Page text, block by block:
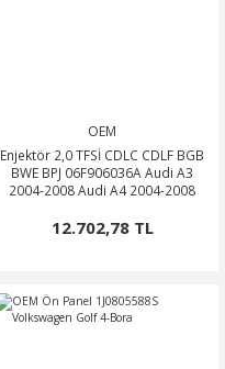
OEM
Enjektör 2,0 TFSİ CDLC CDLF BGB
BWE BPJ 06F906036A Audi A3
2004-2008 Audi A4 2004-2008
12.702,78 TL